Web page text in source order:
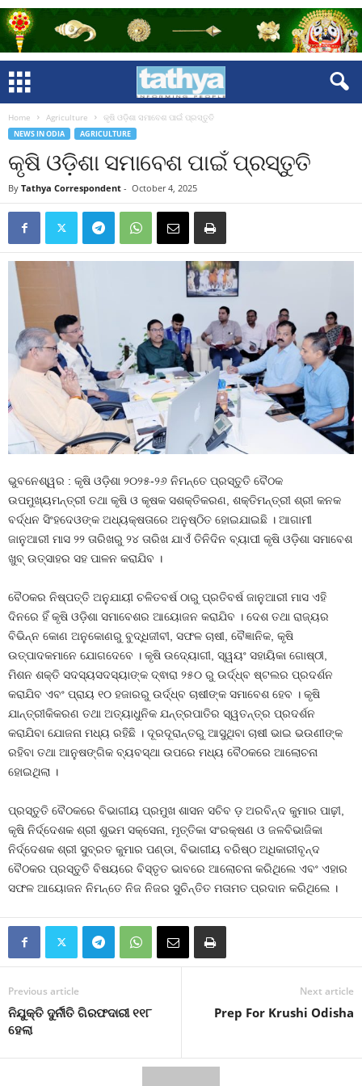
Home Agriculture କୃଷି ଓଡ଼ିଶା ସମାବେଶ ପାଇଁ ପ୍ରସ୍ତୁତି
NEWS IN ODIA AGRICULTURE
କୃଷି ଓଡ଼ିଶା ସମାବେଶ ପାଇଁ ପ୍ରସ୍ତୁତି
By Tathya Correspondent - October 4, 2025
ଭୁବନେଶ୍ୱର : କୃଷି ଓଡ଼ିଶା ୨୦୨୫-୨୬ ନିମନ୍ତେ ପ୍ରସ୍ତୁତି ବୈଠକ
ଉପମୁଖ୍ୟମନ୍ତ୍ରୀ ତଥା କୃଷି ଓ କୃଷକ ସଶକ୍ତିକରଣ, ଶକ୍ତିମନ୍ତ୍ରୀ ଶ୍ରୀ କନକ
ବର୍ଦ୍ଧନ ସିଂହଦେଓଙ୍କ ଅଧ୍ୟକ୍ଷତାରେ ଅନୁଷ୍ଠିତ ହୋଇଯାଇଛି । ଆଗାମୀ
ଜାନୁଆରୀ ମାସ ୨୨ ତାରିଖରୁ ୨୪ ତାରିଖ ଯାଏଁ ତିନିଦିନ ବ୍ୟାପୀ କୃଷି ଓଡ଼ିଶା ସମାବେଶ
ଖୁବ୍ ଉତ୍ସାହର ସହ ପାଳନ କରାଯିବ ।
ବୈଠକର ନିଷ୍ପତ୍ତି ଅନୁଯାୟୀ ଚଳିତବର୍ଷ ଠାରୁ ପ୍ରତିବର୍ଷ ଜାନୁଆରୀ ମାସ ଏହି
ଦିନରେ ହିଁ କୃଷି ଓଡ଼ିଶା ସମାବେଶର ଆୟୋଜନ କରାଯିବ । ଦେଶ ତଥା ରାଜ୍ୟର
ବିଭିନ୍ନ କୋଣ ଅନୁକୋଣରୁ ବୁଦ୍ଧିଜୀବୀ, ସଫଳ ଚାଷୀ, ବୈଜ୍ଞାନିକ, କୃଷି
ଉତ୍ପାଦକମାନେ ଯୋଗଦେବେ । କୃଷି ଉଦ୍ୟୋଗୀ, ସ୍ୱୟଂ ସହାୟିକା ଗୋଷ୍ଠୀ,
ମିଶନ ଶକ୍ତି ସଦସ୍ୟସଦସ୍ୟାଙ୍କ ଦ୍ଵାରା ୨୫୦ ରୁ ଉର୍ଦ୍ଧ୍ବ ଷ୍ଟଲର ପ୍ରଦର୍ଶନ
କରାଯିବ ଏବଂ ପ୍ରାୟ ୧୦ ହଜାରରୁ ଉର୍ଦ୍ଧ୍ବ ଚାଷୀଙ୍କ ସମାବେଶ ହେବ । କୃଷି
ଯାନ୍ତ୍ରୀକିକରଣ ତଥା ଅତ୍ୟାଧୁନିକ ଯନ୍ତ୍ରପାତିର ସ୍ୱତନ୍ତ୍ର ପ୍ରଦର୍ଶନ
କରାଯିବା ଯୋଜନା ମଧ୍ୟ ରହିଛି । ଦୂରଦୂରାନ୍ତରୁ ଆସୁଥିବା ଚାଷୀ ଭାଇ ଭଉଣୀଙ୍କ
ରହିବା ତଥା ଆନୁଷଙ୍ଗିକ ବ୍ୟବସ୍ଥା ଉପରେ ମଧ୍ୟ ବୈଠକରେ ଆଲୋଚନା
ହୋଇଥିଲା ।
ପ୍ରସ୍ତୁତି ବୈଠକରେ ବିଭାଗୀୟ ପ୍ରମୁଖ ଶାସନ ସଚିବ ଡ଼ ଅରବିନ୍ଦ କୁମାର ପାଢ଼ୀ,
କୃଷି ନିର୍ଦ୍ଦେଶକ ଶ୍ରୀ ଶୁଭମ ସକ୍ସେନା, ମୃତ୍ତିକା ସଂରକ୍ଷଣ ଓ ଜଳବିଭାଜିକା
ନିର୍ଦ୍ଦେଶକ ଶ୍ରୀ ସୁବ୍ରତ କୁମାର ପଣ୍ଡା, ବିଭାଗୀୟ ବରିଷ୍ଠ ଅଧିକାରୀବୃନ୍ଦ
ବୈଠକର ପ୍ରସ୍ତୁତି ବିଷୟରେ ବିସ୍ତୃତ ଭାବରେ ଆଲୋଚନା କରିଥିଲେ ଏବଂ ଏହାର
ସଫଳ ଆୟୋଜନ ନିମନ୍ତେ ନିଜ ନିଜର ସୁଚିନ୍ତିତ ମତାମତ ପ୍ରଦାନ କରିଥିଲେ ।
Previous article
ନିଯୁକ୍ତି ଦୁର୍ନୀତି ଗିରଫଦାରୀ ୧୧୮
ହେଲା
Next article
Prep For Krushi Odisha